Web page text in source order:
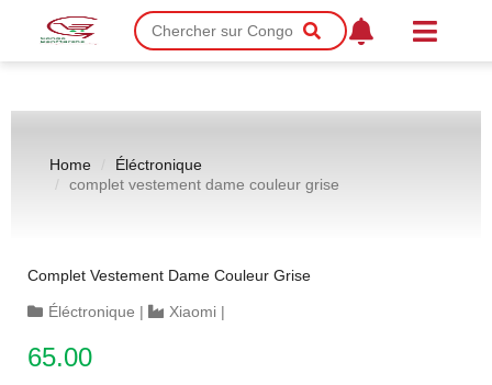
Home
Éléctronique
complet vestement dame couleur grise
Complet Vestement Dame Couleur Grise
Éléctronique | Xiaomi |
65.00